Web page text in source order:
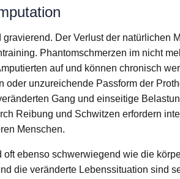
Der Verlust der natürlichen
Phantomschmerzen im nicht
auf und können chronisch
oder unzureichende Passform der
Gang und einseitige
Reibung und Schwitzen erfordern
Menschen.
ebenso schwerwiegend wie die
die veränderte Lebenssituation sind